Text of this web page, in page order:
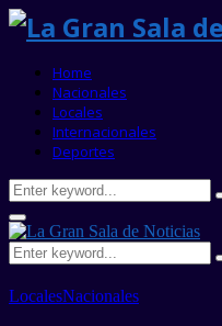
Home
Nacionales
Locales
Internacionales
Deportes
Search
for:
Primary
Menu
Search
for:
LocalesNacionales